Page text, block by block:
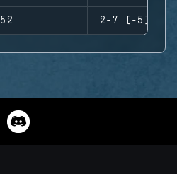
52 2-7 (-5)